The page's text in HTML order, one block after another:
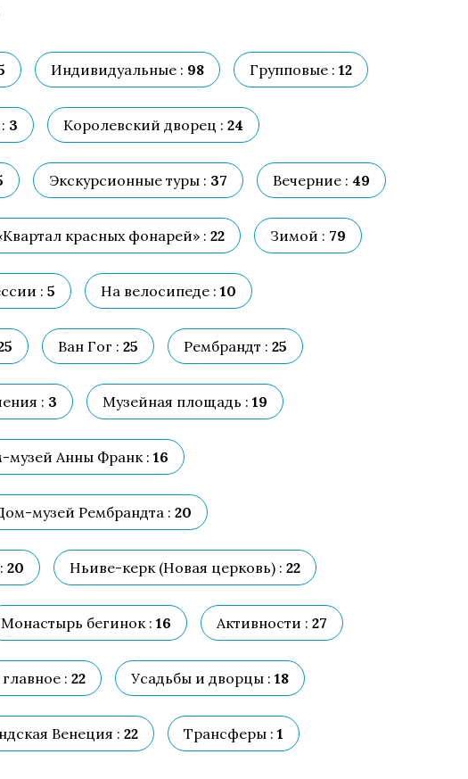
Индивидуальные : 98 Групповые : 12
3 Королевский дворец : 24
Экскурсионные туры : 37 Вечерние : 49
красных фонарей» : 22 Зимой : 79
: 5 На велосипеде : 10
Ван Гог : 25 Рембрандт : 25
: 3 Музейная площадь : 19
музей Анны Франк : 16
музей Рембрандта : 20
20 Ньиве-керк (Новая церковь) : 22
Монастырь бегинок : 16 Активности : 27
: 22 Усадьбы и дворцы : 18
Венеция : 22 Трансферы : 1